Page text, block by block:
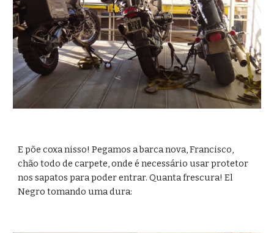
E põe coxa nisso! Pegamos a barca nova, Francisco,
chão todo de carpete, onde é necessário usar protetor
nos sapatos para poder entrar. Quanta frescura! El
Negro tomando uma dura: